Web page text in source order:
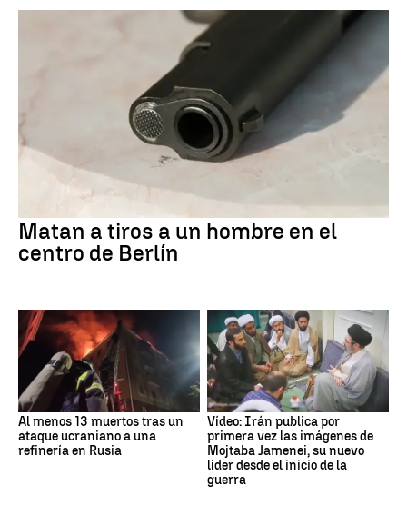
Matan a tiros a un hombre en el
centro de Berlín
Al menos 13 muertos tras un
ataque ucraniano a una
refinería en Rusia
Vídeo: Irán publica por
primera vez las imágenes de
Mojtaba Jamenei, su nuevo
líder desde el inicio de la
guerra